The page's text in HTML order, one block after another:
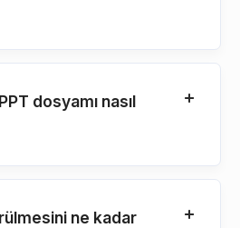
dosyamı nasıl
ne kadar